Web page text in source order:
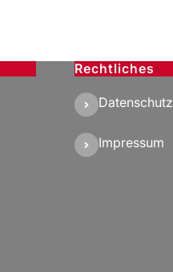
Rechtliches
Datenschutz
Impressum